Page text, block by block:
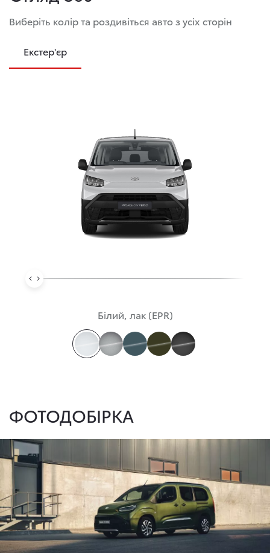
Виберіть колір та роздивіться авто з усіх сторін
Екстер'єр
Білий, лак (EPR)
ФОТОДОБІРКА